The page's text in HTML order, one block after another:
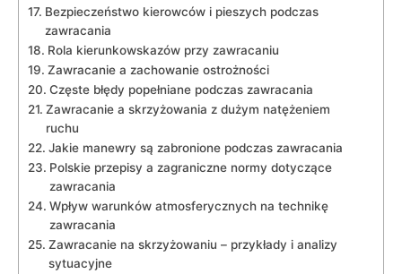
Bezpieczeństwo kierowców i pieszych podczas
zawracania
Rola kierunkowskazów przy zawracaniu
Zawracanie a zachowanie ostrożności
Częste błędy popełniane podczas zawracania
Zawracanie a skrzyżowania z dużym natężeniem
ruchu
Jakie manewry są zabronione podczas zawracania
Polskie przepisy a zagraniczne normy dotyczące
zawracania
Wpływ warunków atmosferycznych na technikę
zawracania
Zawracanie na skrzyżowaniu – przykłady i analizy
sytuacyjne